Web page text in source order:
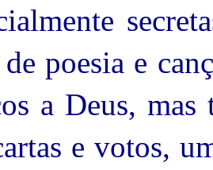
poesia e
a Deus,
e votos,